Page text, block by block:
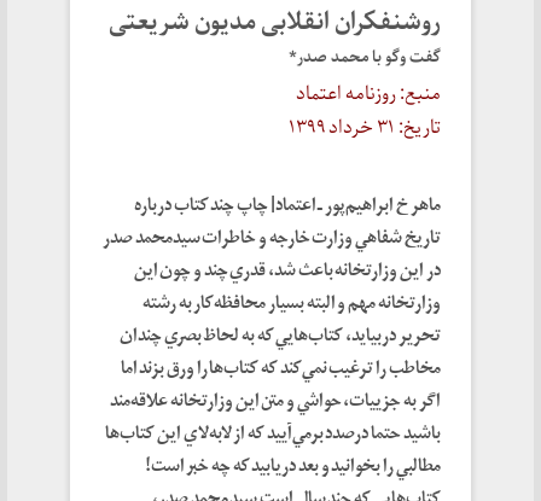
روشنفكران انقلابی مديون شريعتی
گفت‌ وگو با محمد صدر*
منبع: روزنامه اعتماد
تاریخ: ۳۱ خرداد ۱۳۹۹
ماهرخ ابراهيم‌پور ـ اعتماد| چاپ چند كتاب درباره
تاريخ شفاهي وزارت خارجه و خاطرات سيدمحمد صدر
در اين وزارتخانه باعث شد، قدري چند و چون اين
وزارتخانه مهم و البته بسيار محافظه‌كار به رشته
تحرير دربيايد، كتاب‌هايي كه به لحاظ بصري چندان
مخاطب را ترغيب نمي‌كند كه كتاب‌ها را ورق بزند اما
اگر به جزييات، حواشي و متن اين وزارتخانه علاقه‌مند
باشيد حتما درصدد برمي‌آييد كه از لابه‌لاي اين كتاب‌ها
مطالبي را بخوانيد و بعد دريابيد كه چه خبر است!